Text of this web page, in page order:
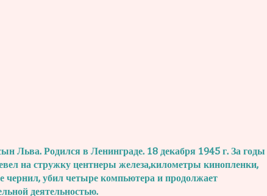
Льва. Родился в Ленинграде. 18 декабря 1945 г. За годы
на стружку центнеры железа,километры кинопленки,
чернил, убил четыре компьютера и продолжает
деятельностью.